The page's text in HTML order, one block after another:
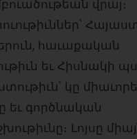
վրայ։
հաւաքական
եւ Հիսնակի
կը
եւ գործնական
Լոյսը